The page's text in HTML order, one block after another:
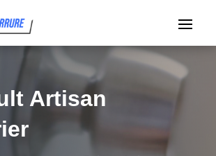
Artisan